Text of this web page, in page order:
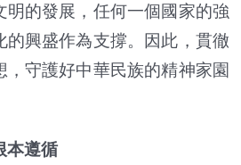
明的發展，任何一個國家的強
的興盛作為支撐。因此，貫徹
守護好中華民族的精神家園
本遵循